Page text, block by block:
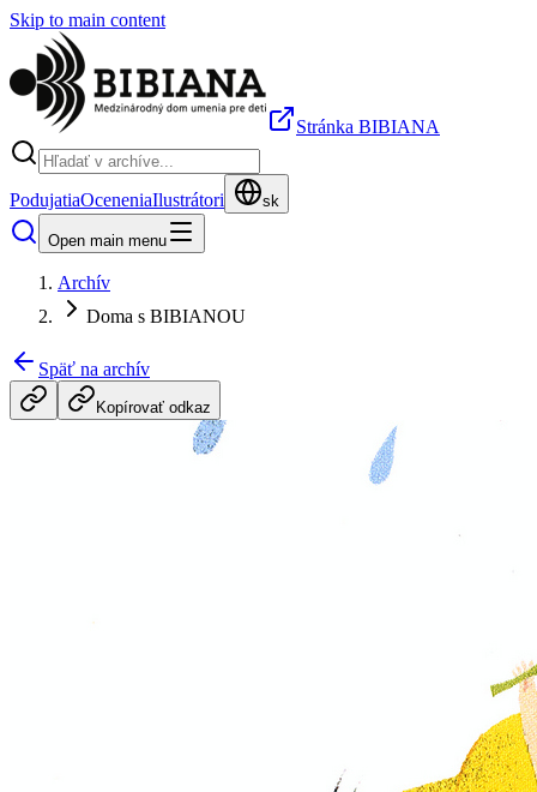
Skip to main content
Stránka BIBIANA
PodujatiaOceneniaIlustrátori sk
Open main menu
Archív
Doma s BIBIANOU
Späť na archív
Kopírovať odkaz